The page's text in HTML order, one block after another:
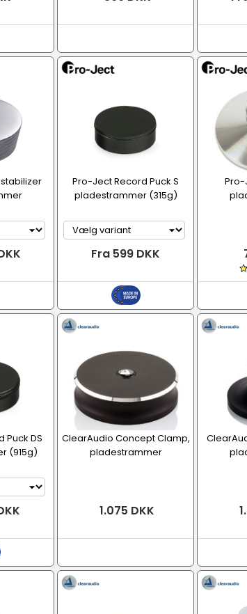
Pro-Ject Record Puck S
pladestrammer (315g)
Fra 599 DKK
Pro-
Puck DS
(915g)
ClearAudio Concept Clamp,
pladestrammer
1.075 DKK